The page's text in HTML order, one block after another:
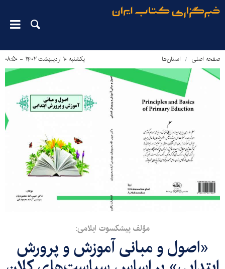
صفحه اصلی استان‌ها یکشنبه ۱۰ اردیبهشت ۱۴۰۲ - ۰۸:۵۰
مؤلف پیشکسوت ایلامی:
«اصول و مبانی آموزش و پرورش